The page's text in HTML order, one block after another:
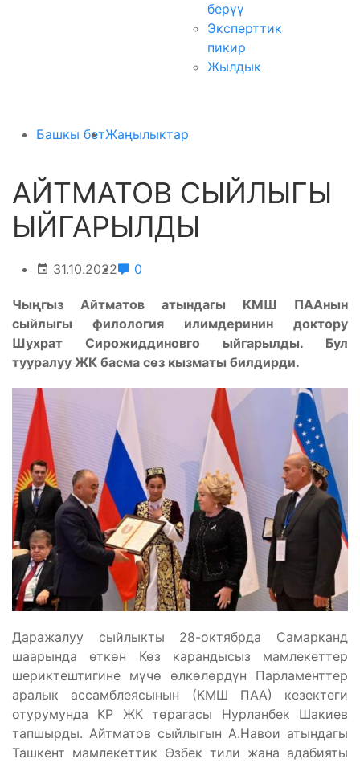
берүү
Эксперттик
пикир
Жылдык
Башкы бетЖаңылыктар
АЙТМАТОВ СЫЙЛЫГЫ
ЫЙГАРЫЛДЫ
31.10.2022 0
Чыңгыз Айтматов атындагы КМШ ПААнын
сыйлыгы филология илимдеринин доктору
Шухрат Сирожиддиновго ыйгарылды. Бул
тууралуу ЖК басма сөз кызматы билдирди.
Даражалуу сыйлыкты 28-октябрда Самарканд
шаарында өткөн Көз карандысыз мамлекеттер
шериктештигине мүчө өлкөлөрдүн Парламенттер
аралык ассамблеясынын (КМШ ПАА) кезектеги
отурумунда КР ЖК төрагасы Нурланбек Шакиев
тапшырды. Айтматов сыйлыгын А.Навои атындагы
Ташкент мамлекеттик Өзбек тили жана адабияты